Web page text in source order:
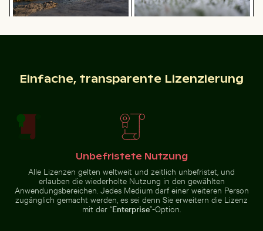
Kastri mit Kapelle Winterlandschaft
Chamarel Wasserfall umgeben
von üppigem Grün mit
Regenbogen, Mauritius
Strand
Rosa Seerosen auf einem Teich
Einfache, transparente Lizenzierung
Unbefristete Nutzung
Alle Lizenzen gelten weltweit und zeitlich unbefristet, und
erlauben die wiederholte Nutzung in den gewählten
Anwendungsbereichen. Jedes Medium darf einer weiteren Person
zugänglich gemacht werden, es sei denn Sie erweitern die Lizenz
mit der “Enterprise”-Option.